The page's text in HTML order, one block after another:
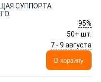
СУППОРТА
95%
50+ шт.
7 - 9 августа
В корзину